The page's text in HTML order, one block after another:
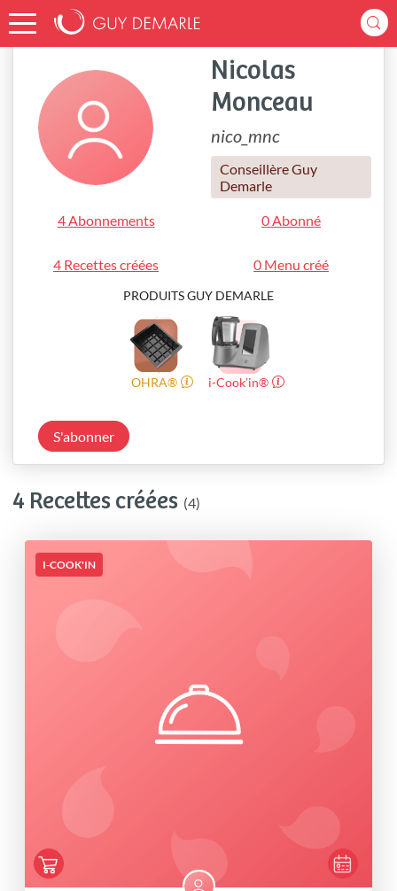
Accueil nico_mnc
Nicolas
Monceau
nico_mnc
Conseillère Guy
Demarle
4 Abonnements 0 Abonné
4 Recettes créées 0 Menu créé
PRODUITS GUY DEMARLE
OHRA® i-Cook’in®
S'abonner
4 Recettes créées (4)
I-COOK'IN